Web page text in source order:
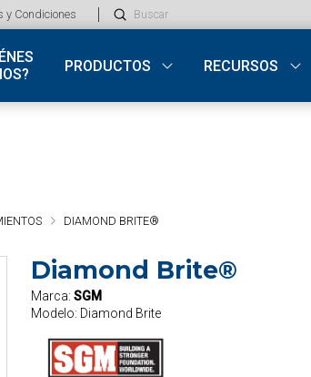
y Condiciones
Search
Submit
PRODUCTOS RECURSOS
DIAMOND BRITE®
Diamond Brite®
Marca: SGM
Modelo: Diamond Brite